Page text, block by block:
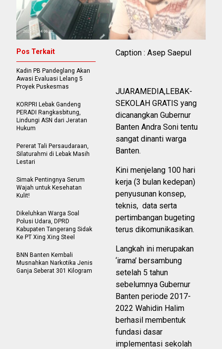
Caption : Asep Saepul
JUARAMEDIA,LEBAK-
SEKOLAH GRATIS yang
dicanangkan Gubernur
Banten Andra Soni tentu
sangat dinanti warga
Banten.
Kini menjelang 100 hari
kerja (3 bulan kedepan)
penyusunan konsep,
teknis, data serta
pertimbangan bugeting
terus dikomunikasikan.
Langkah ini merupakan
‘irama’ bersambung
setelah 5 tahun
sebelumnya Gubernur
Banten periode 2017-
2022 Wahidin Halim
berhasil membentuk
fundasi dasar
implementasi sekolah
Pos Terkait
Kadin PB Pandeglang Akan
Awasi Evaluasi Lelang 5
Proyek Puskesmas
KORPRI Lebak Gandeng
PERADI Rangkasbitung,
Lindungi ASN dari Jeratan
Hukum
Pererat Tali Persaudaraan,
Silaturahmi di Lebak Masih
Lestari
Simak Pentingnya Serum
Wajah untuk Kesehatan
Kulit!
Dikeluhkan Warga Soal
Polusi Udara, DPRD
Kabupaten Tangerang Sidak
Ke PT Xing Xing Steel
BNN Banten Kembali
Musnahkan Narkotika Jenis
Ganja Seberat 301 Kilogram